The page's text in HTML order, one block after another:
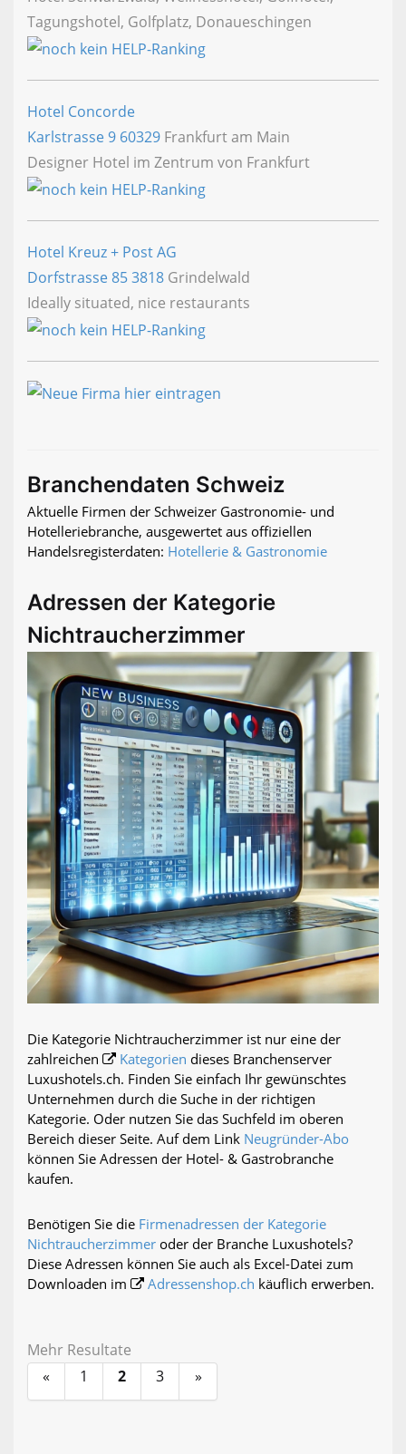
Tagungshotel, Golfplatz, Donaueschingen
Hotel Concorde
Karlstrasse 9 60329 Frankfurt am Main
Designer Hotel im Zentrum von Frankfurt
Hotel Kreuz + Post AG
Dorfstrasse 853818 Grindelwald
Ideally situated, nice restaurants
Branchendaten Schweiz
Aktuelle Firmen der Schweizer Gastronomie- und
Hotelleriebranche, ausgewertet aus offiziellen
Handelsregisterdaten: Hotellerie & Gastronomie
Adressen der Kategorie
Nichtraucherzimmer
Die Kategorie Nichtraucherzimmer ist nur eine der
zahlreichen
Kategorien dieses Branchenserver
Luxushotels.ch. Finden Sie einfach Ihr gewünschtes
Unternehmen durch die Suche in der richtigen
Kategorie. Oder nutzen Sie das Suchfeld im oberen
Bereich dieser Seite. Auf dem Link Neugründer-Abo
können Sie Adressen der Hotel- & Gastrobranche
kaufen.
Benötigen Sie die Firmenadressen der Kategorie
Nichtraucherzimmer oder der Branche Luxushotels?
Diese Adressen können Sie auch als Excel-Datei zum
Downloaden im
Adressenshop.ch käuflich erwerben.
Mehr Resultate
«
1 2 3 »